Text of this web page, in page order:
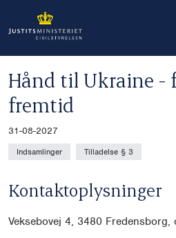
Hånd til Ukraine -
fremtid
31-08-2027
Indsamlinger Tilladelse § 3
Kontaktoplysninger
Veksebovej 4, 3480 Fredensborg,